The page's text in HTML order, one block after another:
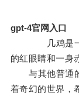
gpt-4官网入口
几鸡是一只
的红眼睛和一身
与其他普通的
着奇幻的世界，